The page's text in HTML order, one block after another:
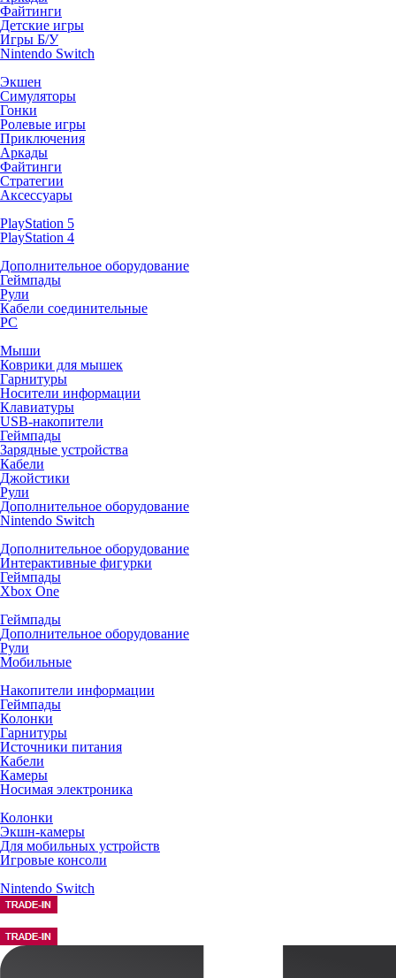
Файтинги
Детские игры
Игры Б/У
Nintendo Switch
Экшен
Симуляторы
Гонки
Ролевые игры
Приключения
Аркады
Файтинги
Стратегии
Аксессуары
PlayStation 5
PlayStation 4
Дополнительное оборудование
Геймпады
Рули
Кабели соединительные
PC
Мыши
Коврики для мышек
Гарнитуры
Носители информации
Клавиатуры
USB-накопители
Геймпады
Зарядные устройства
Кабели
Джойстики
Рули
Дополнительное оборудование
Nintendo Switch
Дополнительное оборудование
Интерактивные фигурки
Геймпады
Xbox One
Геймпады
Дополнительное оборудование
Рули
Мобильные
Накопители информации
Геймпады
Колонки
Гарнитуры
Источники питания
Кабели
Камеры
Носимая электроника
Колонки
Экшн-камеры
Для мобильных устройств
Игровые консоли
Nintendo Switch